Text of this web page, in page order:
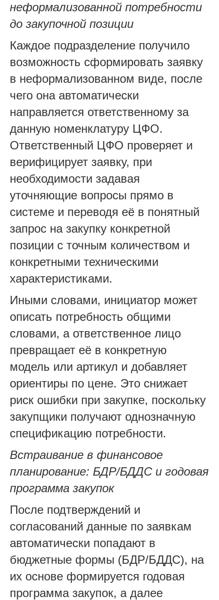
неформализованной потребности
до закупочной позиции
Каждое подразделение получило
возможность сформировать заявку
в неформализованном виде, после
чего она автоматически
направляется ответственному за
данную номенклатуру ЦФО.
Ответственный ЦФО проверяет и
верифицирует заявку, при
необходимости задавая
уточняющие вопросы прямо в
системе и переводя её в понятный
запрос на закупку конкретной
позиции с точным количеством и
конкретными техническими
характеристиками.
Иными словами, инициатор может
описать потребность общими
словами, а ответственное лицо
превращает её в конкретную
модель или артикул и добавляет
ориентиры по цене. Это снижает
риск ошибки при закупке, поскольку
закупщики получают однозначную
спецификацию потребности.
Встраивание в финансовое
планирование: БДР/БДДС и годовая
программа закупок
После подтверждений и
согласований данные по заявкам
автоматически попадают в
бюджетные формы (БДР/БДДС), на
их основе формируется годовая
программа закупок, а далее